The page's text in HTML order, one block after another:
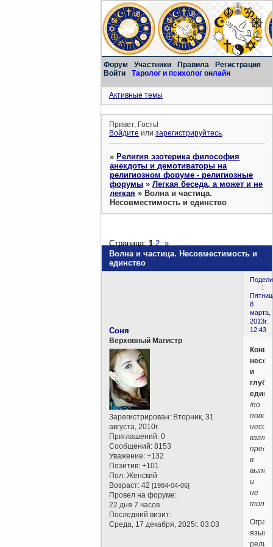
Форум Участники Правила
Регистрация
Войти
Таролог и психолог онлайн
Активные темы
Привет, Гость!
Войдите илизарегистрируйтесь.
»Религия эзотерика философия
анекдоты и демотиваторы на
религиозном форуме - религиозные
форумы »Легкая беседа, а может и не
легкая »Волна и частица.
Несовместимость и единство
Волна и частица. Несовместимость и
единство
Страница:1 2 »
1
8
марта,
2013г.
12:43
Соня
Верховный Магистр
Зарегистрирован: Вторник, 31
августа, 2010г.
Приглашений: 0
Сообщений: 8153
Уважение: +132
Позитив: +101
Пол: Женский
Возраст: 42[1984-04-06]
Провел на форуме:
22 дня 7 часов
Последний визит:
Среда, 17 декабря, 2025г. 03:03
и
/по
в
и
не
языка